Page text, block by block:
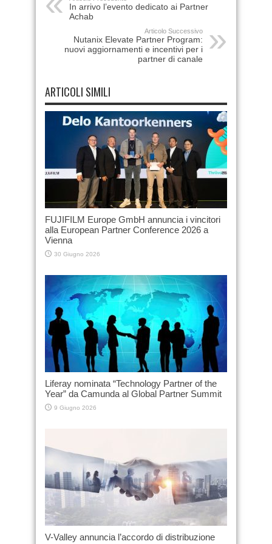
In arrivo l’evento dedicato ai Partner
Achab
Articolo Successivo
Nutanix Elevate Partner Program:
nuovi aggiornamenti e incentivi per i
partner di canale
ARTICOLI SIMILI
FUJIFILM Europe GmbH annuncia i vincitori
alla European Partner Conference 2026 a
Vienna
30 Giugno 2026
Liferay nominata “Technology Partner of the
Year” da Camunda al Global Partner Summit
9 Giugno 2026
V-Valley annuncia l’accordo di distribuzione